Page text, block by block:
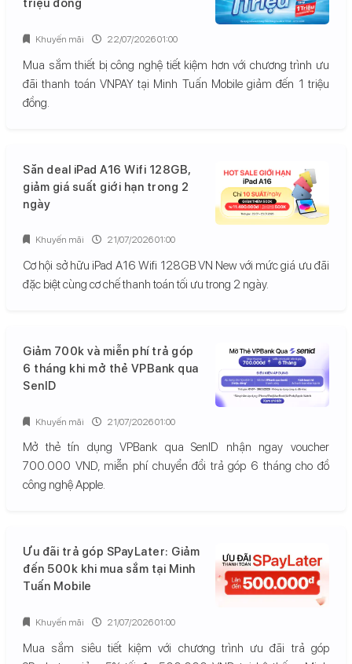
triệu đồng
Mua sắm thiết bị công nghệ tiết kiệm hơn với chương trình ưu
đãi thanh toán VNPAY tại Minh Tuấn Mobile giảm đến 1 triệu
đồng.
Khuyến mãi 22/07/2026 01:00
Săn deal iPad A16 Wifi 128GB,
giảm giá suất giới hạn trong 2
ngày
Cơ hội sở hữu iPad A16 Wifi 128GB VN New với mức giá ưu đãi
đặc biệt cùng cơ chế thanh toán tối ưu trong 2 ngày.
Khuyến mãi 21/07/2026 01:00
Giảm 700k và miễn phí trả góp
6 tháng khi mở thẻ VPBank qua
SenID
Mở thẻ tín dụng VPBank qua SenID nhận ngay voucher
700.000 VND, miễn phí chuyển đổi trả góp 6 tháng cho đồ
công nghệ Apple.
Khuyến mãi 21/07/2026 01:00
Ưu đãi trả góp SPayLater: Giảm
đến 500k khi mua sắm tại Minh
Tuấn Mobile
Mua sắm siêu tiết kiệm với chương trình ưu đãi trả góp
Khuyến mãi 21/07/2026 01:00